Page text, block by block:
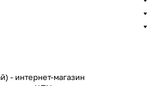
- интернет-магазин